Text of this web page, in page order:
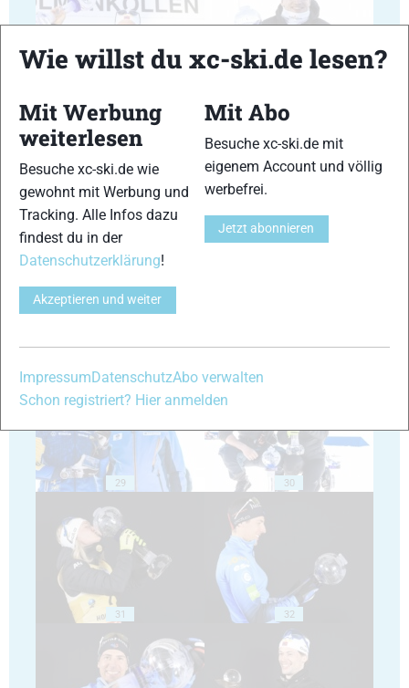
25
27 28
29 30
31 32
Wie willst du xc-ski.de lesen?
Mit Werbung
weiterlesen
Besuche xc-ski.de wie
gewohnt mit Werbung und
Tracking. Alle Infos dazu
findest du in der
Datenschutzerklärung!
Akzeptieren und weiter
Mit Abo
Besuche xc-ski.de mit
eigenem Account und völlig
werbefrei.
Jetzt abonnieren
Impressum DatenschutzAbo verwalten
Schon registriert? Hier anmelden